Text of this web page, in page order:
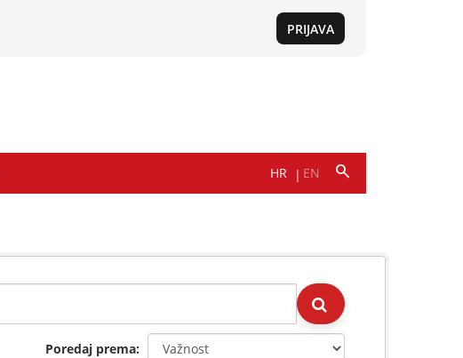
Poredaj prema